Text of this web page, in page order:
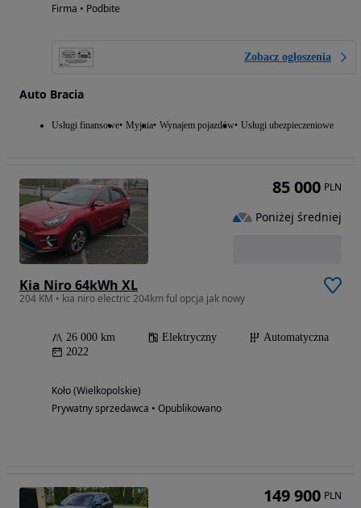
Firma • Podbite
Zobacz ogłoszenia
Auto Bracia
Usługi finansowe Myjnia Wynajem pojazdów Usługi ubezpieczeniowe
Kia Niro 64kWh XL
204 KM • kia niro electric 204km ful opcja jak nowy
26 000 km Elektryczny
Automatyczna
2022
Koło (Wielkopolskie)
Prywatny sprzedawca • Opublikowano
85 000 PLN
Poniżej średniej
149 900 PLN